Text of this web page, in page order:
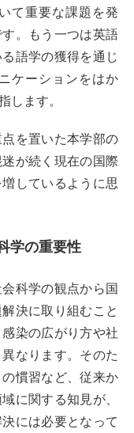
て重要な課題を発
。もう一つは英語
語学の獲得を通じ
ケーションをはか
します。
を置いた本学部の
が続く現在の国際
しているように思
学の重要性
科学の観点から国
決に取り組むこと
染の広がり方や社
なります。そのた
慣習など、従来か
に関する知見が、
には必要となって